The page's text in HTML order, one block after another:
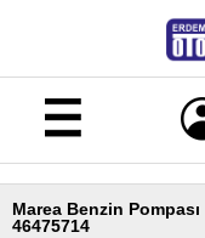
Merhaba!
Giriş
Kayıt
Ana
Marea Benzin
46475714